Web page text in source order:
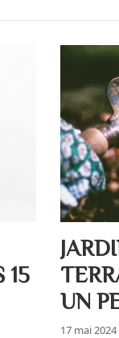
15
UN
17 mai 2024